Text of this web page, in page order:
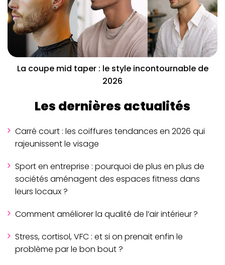
La coupe mid taper : le style incontournable de
2026
Les dernières actualités
Carré court : les coiffures tendances en 2026 qui
rajeunissent le visage
Sport en entreprise : pourquoi de plus en plus de
sociétés aménagent des espaces fitness dans
leurs locaux ?
Comment améliorer la qualité de l’air intérieur ?
Stress, cortisol, VFC : et si on prenait enfin le
problème par le bon bout ?